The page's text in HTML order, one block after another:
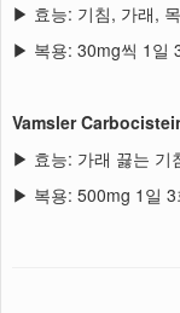
▶ 효능: 기침, 가래,
▶ 복용: 30mg씩 1일
Vamsler
▶ 효능: 가래 끓는 기
▶ 복용: 500mg 1일 3